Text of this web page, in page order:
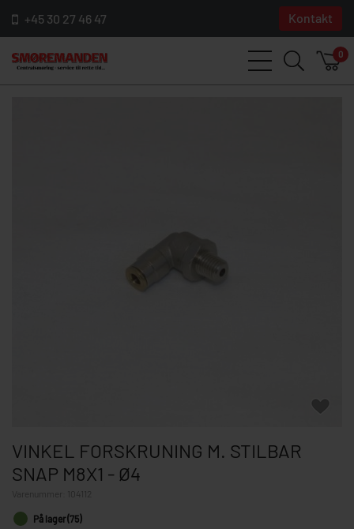
+45 30 27 46 47 Kontakt
0
VINKEL FORSKRUNING M. STILBAR
SNAP M8X1 - Ø4
104112
På lager (75)